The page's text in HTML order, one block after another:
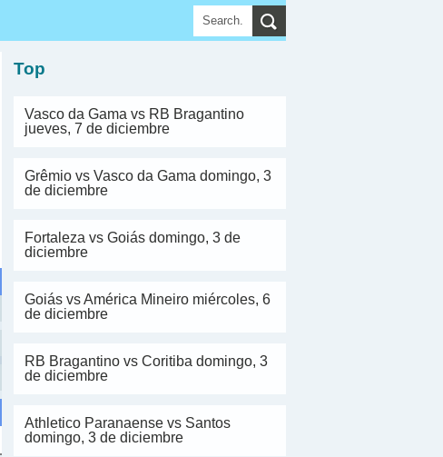
Top
Vasco da Gama vs RB Bragantino
jueves, 7 de diciembre
Grêmio vs Vasco da Gama domingo, 3
de diciembre
Fortaleza vs Goiás domingo, 3 de
diciembre
Goiás vs América Mineiro miércoles, 6
de diciembre
RB Bragantino vs Coritiba domingo, 3
de diciembre
Athletico Paranaense vs Santos
domingo, 3 de diciembre
▼